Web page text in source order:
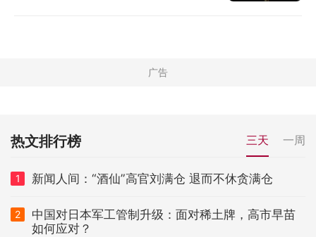
热文排行榜 三天 一周
1 新闻人间：“酒仙”高官刘满仓 退而不休贪满仓
2
中国对日本军工管制升级：面对稀土牌，高市早苗
如何应对？